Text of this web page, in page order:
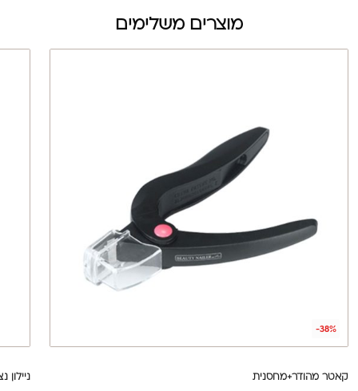
מוצרים משלימים
-38%
קאטר מהודר+מחסנית ניילון